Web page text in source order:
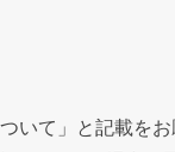
て」と記載をお